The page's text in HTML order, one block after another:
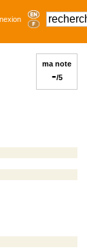
ma note
-/5